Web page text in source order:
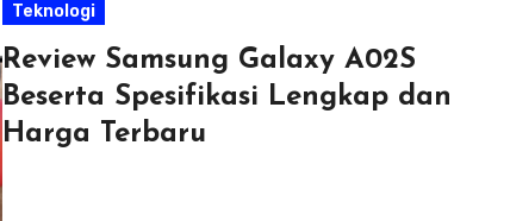
Teknologi
Review Samsung Galaxy A02S
Beserta Spesifikasi Lengkap dan
Harga Terbaru